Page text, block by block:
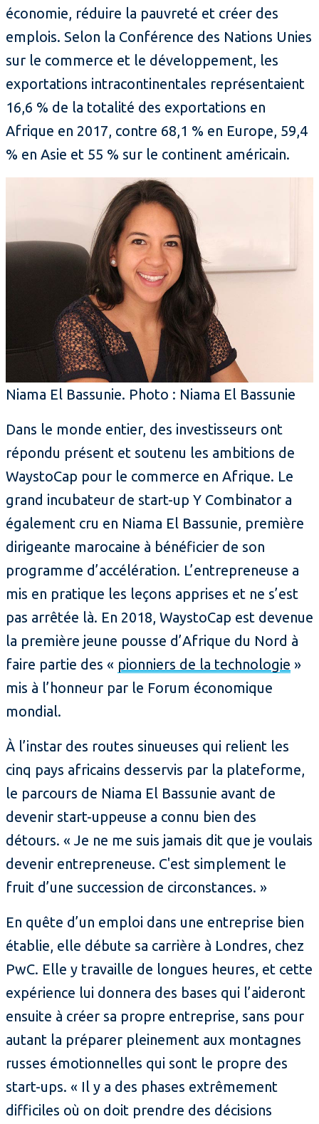
économie, réduire la pauvreté et créer des
emplois. Selon la Conférence des Nations Unies
sur le commerce et le développement, les
exportations intracontinentales représentaient
16,6 % de la totalité des exportations en
Afrique en 2017, contre 68,1 % en Europe, 59,4
% en Asie et 55 % sur le continent américain.
Niama El Bassunie. Photo : Niama El Bassunie
Dans le monde entier, des investisseurs ont
répondu présent et soutenu les ambitions de
WaystoCap pour le commerce en Afrique. Le
grand incubateur de start-up Y Combinator a
également cru en Niama El Bassunie, première
dirigeante marocaine à bénéficier de son
programme d’accélération. L’entrepreneuse a
mis en pratique les leçons apprises et ne s’est
pas arrêtée là. En 2018, WaystoCap est devenue
la première jeune pousse d’Afrique du Nord à
faire partie des « pionniers de la technologie »
mis à l’honneur par le Forum économique
mondial.
À l’instar des routes sinueuses qui relient les
cinq pays africains desservis par la plateforme,
le parcours de Niama El Bassunie avant de
devenir start-uppeuse a connu bien des
détours. « Je ne me suis jamais dit que je voulais
devenir entrepreneuse. C'est simplement le
fruit d’une succession de circonstances. »
En quête d’un emploi dans une entreprise bien
établie, elle débute sa carrière à Londres, chez
PwC. Elle y travaille de longues heures, et cette
expérience lui donnera des bases qui l’aideront
ensuite à créer sa propre entreprise, sans pour
autant la préparer pleinement aux montagnes
russes émotionnelles qui sont le propre des
start-ups. « Il y a des phases extrêmement
difficiles où on doit prendre des décisions